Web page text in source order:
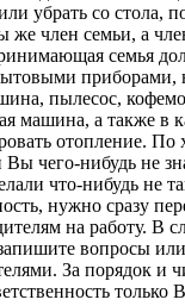
убрать со стола,
же член семьи, а
семья
приборами,
пылесос,
машина, а также в
отопление. По
Вы чего-нибудь не
что-нибудь не
нужно сразу
на работу. В
вопросы
За порядок и
только